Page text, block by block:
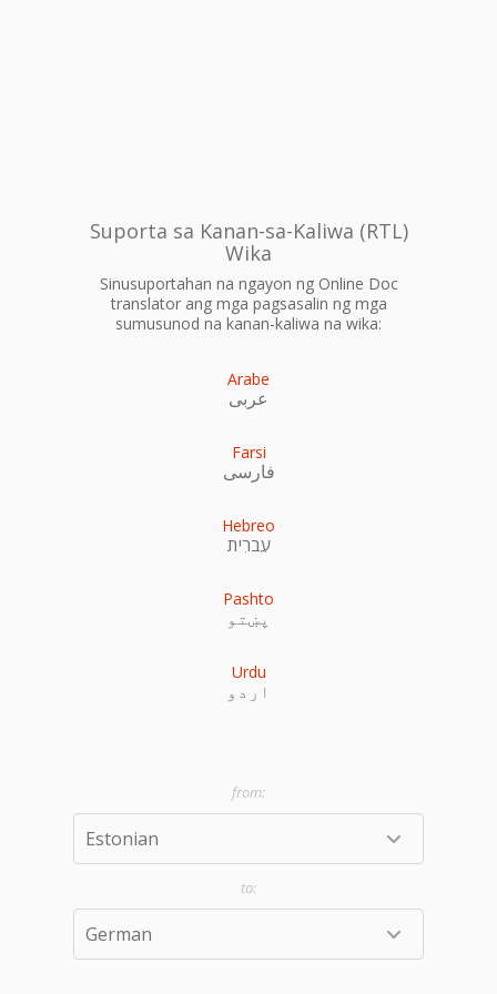
Suporta sa Kanan-sa-Kaliwa (RTL)
Wika
Sinusuportahan na ngayon ng Online Doc
translator ang mga pagsasalin ng mga
sumusunod na kanan-kaliwa na wika:
Arabe
عربى
Farsi
فارسی
Hebreo
עִברִית
Pashto
پښتو
Urdu
اردو